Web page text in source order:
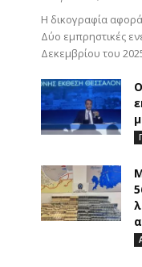
Η δικογραφία
Δύο εμπρηστικές
Δεκεμβρίου του